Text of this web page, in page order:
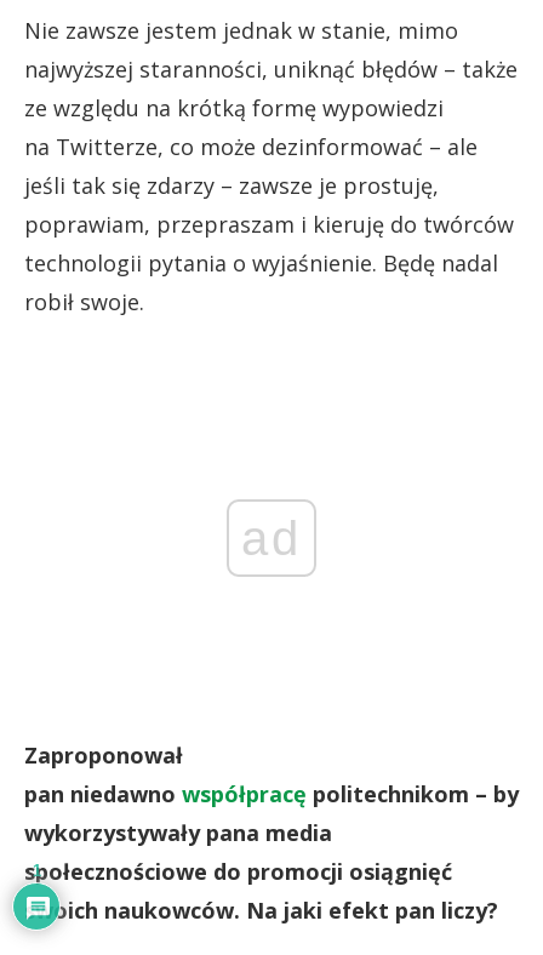
Nie zawsze jestem jednak w stanie, mimo
najwyższej staranności, uniknąć błędów – także
ze względu na krótką formę wypowiedzi
na Twitterze, co może dezinformować – ale
jeśli tak się zdarzy – zawsze je prostuję,
poprawiam, przepraszam i kieruję do twórców
technologii pytania o wyjaśnienie. Będę nadal
robił swoje.
ad
Zaproponował
pan niedawno współpracę politechnikom – by
wykorzystywały pana media
społecznościowe do promocji osiągnięć
swoich naukowców. Na jaki efekt pan liczy?
1